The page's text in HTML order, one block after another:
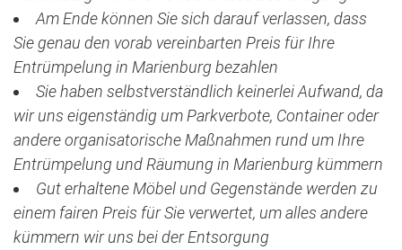
Am Ende können Sie sich darauf verlassen, dass
Sie genau den vorab vereinbarten Preis für Ihre
Entrümpelung in Marienburg bezahlen
Sie haben selbstverständlich keinerlei Aufwand, da
wir uns eigenständig um Parkverbote, Container oder
andere organisatorische Maßnahmen rund um Ihre
Entrümpelung und Räumung in Marienburg kümmern
Gut erhaltene Möbel und Gegenstände werden zu
einem fairen Preis für Sie verwertet, um alles andere
kümmern wir uns bei der Entsorgung